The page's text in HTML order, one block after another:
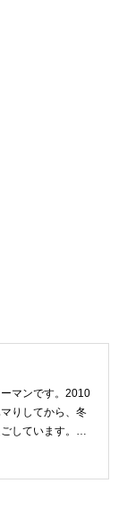
マンです。2010
りしてから、冬
しています。
べ物は担々麺。